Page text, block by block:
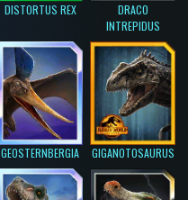
DISTORTUS REX
DRACO
INTREPIDUS
GEOSTERNBERGIA GIGANOTOSAURUS